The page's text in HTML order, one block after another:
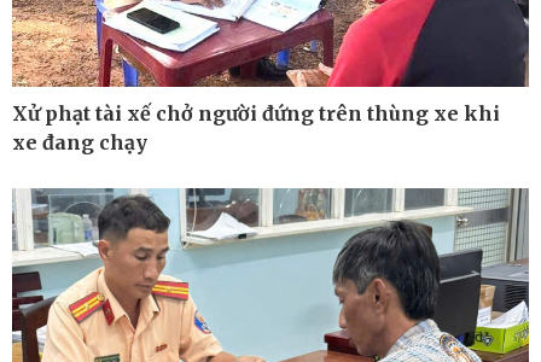
Kinh tế
Bất động sản
Khởi nghiệp
Thị trường
Giá vàng
Tiêu dùng
Tỷ giá
Xử phạt tài xế chở người đứng trên thùng xe khi
xe đang chạy